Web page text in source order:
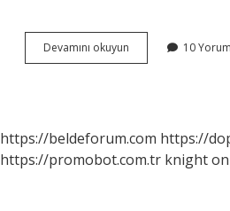
Devamını okuyun Çorbada
Tuz
10 Yorum
https://beldeforum.com https://
https://promobot.com.tr knight